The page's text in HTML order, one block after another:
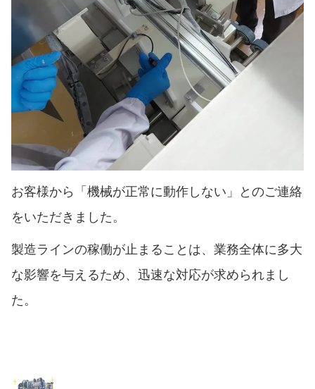
お客様から「機械が正常に動作しない」とのご連絡
をいただきました。
製造ラインの稼働が止まることは、業務全体に多大
な影響を与えるため、迅速な対応が求められまし
た。